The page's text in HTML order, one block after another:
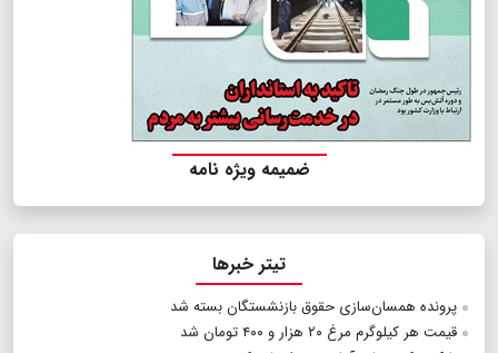
ضمیمه ویژه نامه
تیتر خبرها
پرونده همسان‌سازی حقوق بازنشستگان بسته شد
قیمت هر كیلوگرم مرغ ۲۰ هزار و ۴۰۰ تومان شد